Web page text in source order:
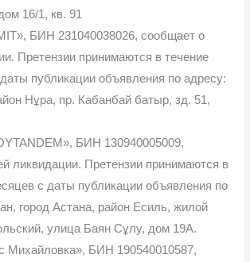
16/1, кв. 91
БИН 231040038026, сообщает о
Претензии принимаются в течение
публикации объявления по адресу:
Нұра, пр. Кабанбай батыр, зд. 51,
БИН 130940005009,
ликвидации. Претензии принимаются в
с даты публикации объявления по
город Астана, район Есиль, жилой
улица Баян Сұлу, дом 19А.
Михайловка», БИН 190540010587,